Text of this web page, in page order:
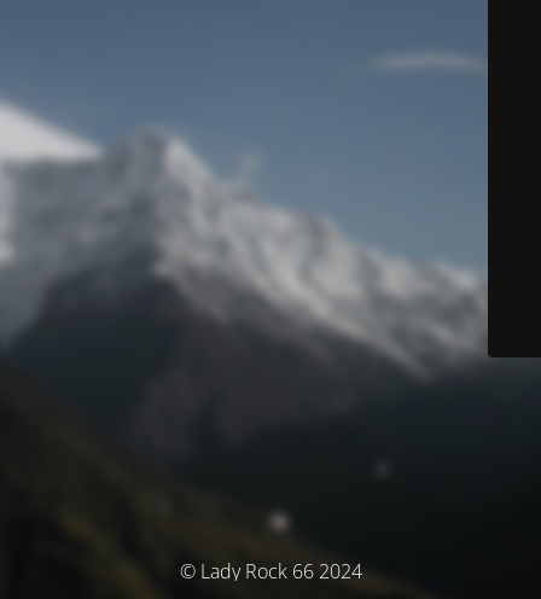
© Lady Rock 66 2024